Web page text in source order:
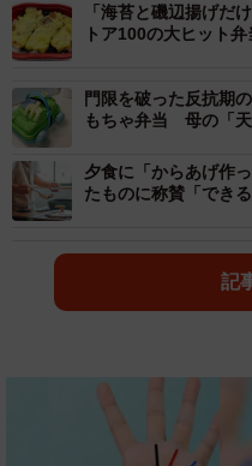
「海苔と磯辺揚げ
トア100の大ヒット
門限を破った反抗期
もちゃ弁当 母の「
夕食に「からあげ作
たものに称賛「でき
記